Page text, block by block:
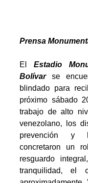
Prensa
El Estadio
Bolívarse
blindado para
próximo sábado
trabajo de alto
venezolano, los
prevención y
concretaron un
resguardo
tranquilidad,